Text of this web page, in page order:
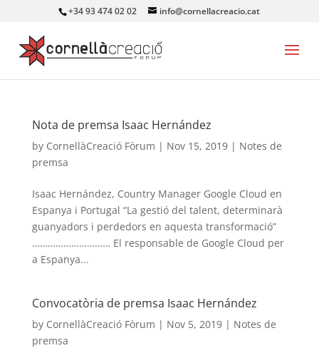
+34 93 474 02 02 info@cornellacreacio.cat
Nota de premsa Isaac Hernández
by CornellàCreació Fòrum | Nov 15, 2019| Notes de
premsa
Isaac Hernández, Country Manager Google Cloud en
Espanya i Portugal “La gestió del talent, determinarà
guanyadors i perdedors en aquesta transformació”
………………………… El responsable de Google Cloud per
a Espanya...
Convocatòria de premsa Isaac Hernández
by CornellàCreació Fòrum | Nov 5, 2019| Notes de
premsa